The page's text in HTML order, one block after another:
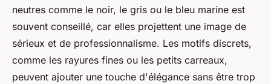
neutres comme le noir, le gris ou le bleu marine est
souvent conseillé, car elles projettent une image de
sérieux et de professionnalisme. Les motifs discrets,
comme les rayures fines ou les petits carreaux,
peuvent ajouter une touche d'élégance sans être trop